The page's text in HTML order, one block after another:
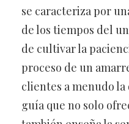
se caracteriza por
de los tiempos del
de cultivar la
proceso de un
clientes a menudo
guía que no solo